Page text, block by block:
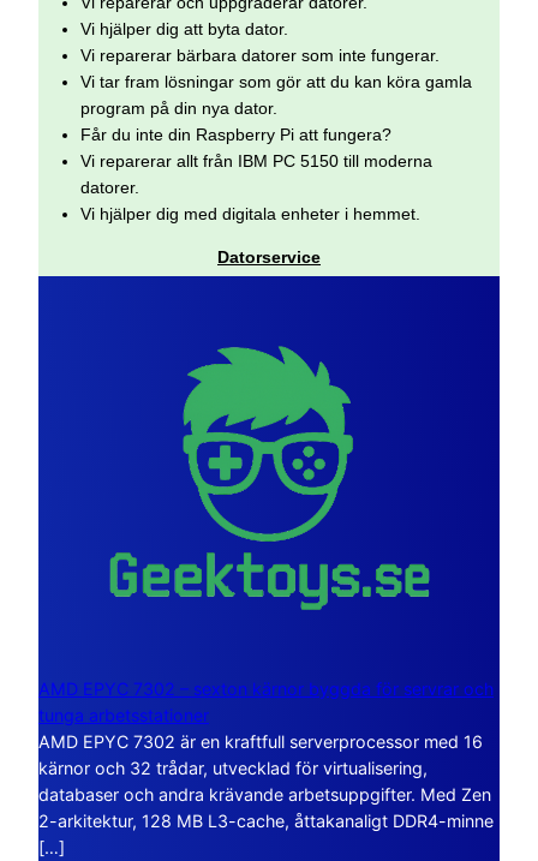
Vi hjälper dig att byta dator.
Vi reparerar bärbara datorer som inte fungerar.
Vi tar fram lösningar som gör att du kan köra gamla
program på din nya dator.
Får du inte din Raspberry Pi att fungera?
Vi reparerar allt från IBM PC 5150 till moderna
datorer.
Vi hjälper dig med digitala enheter i hemmet.
Datorservice
AMD EPYC 7302 – sexton kärnor byggda för servrar och
tunga arbetsstationer
AMD EPYC 7302 är en kraftfull serverprocessor med 16
kärnor och 32 trådar, utvecklad för virtualisering,
databaser och andra krävande arbetsuppgifter. Med Zen
2-arkitektur, 128 MB L3-cache, åttakanaligt DDR4-minne
[…]